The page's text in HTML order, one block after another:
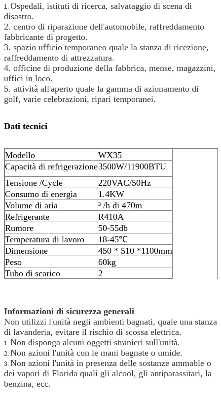
1. Ospedali, istituti di ricerca, salvataggio di scena di
disastro.
2. centro di riparazione dell'automobile, raffreddamento
fabbricante di progetto.
3. spazio ufficio temporaneo quale la stanza di ricezione,
raffreddamento di attrezzatura.
4. officine di produzione della fabbrica, mense, magazzini,
uffici in loco.
5. attività all'aperto quale la gamma di azionamento di
golf, varie celebrazioni, ripari temporanei.
Dati tecnici
Modello
WX35
Capacità di refrigerazione3500W/11900BTU
Tensione /Cycle
220VAC/50Hz
Consumo di energia
1.4KW
Volume di aria
³ /h di 470m
Refrigerante
R410A
Rumore
50-55db
Temperatura di lavoro
18-45℃
Dimensione
450 * 510 *1100mm
Peso
60kg
Tubo di scarico
2
Informazioni di sicurezza generali
Non utilizzi l'unità negli ambienti bagnati, quale una stanza
di lavanderia, evitare il rischio di scossa elettrica.
1. Non disponga alcuni oggetti stranieri sull'unità.
2. Non azioni l'unità con le mani bagnate o umide.
3. Non azioni l'unità in presenza delle sostanze ammable o
dei vapori di Florida quali gli alcool, gli antiparassitari, la
benzina, ecc.